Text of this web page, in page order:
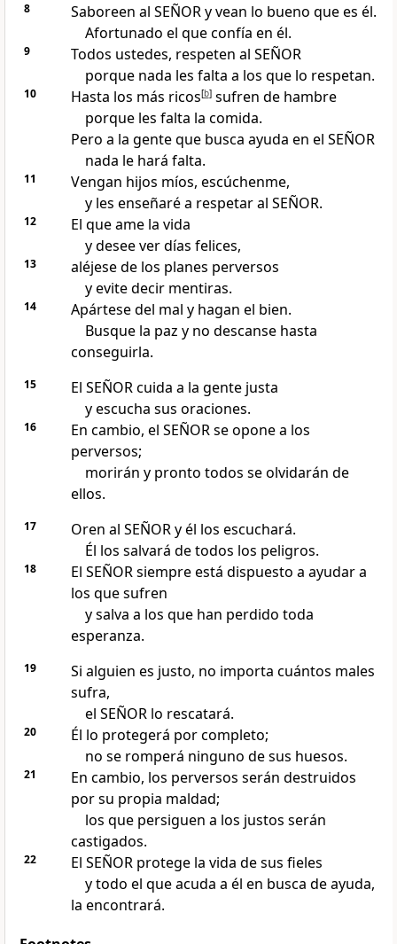
8
Saboreen al SEÑOR y vean lo bueno que es él.
Afortunado el que confía en él.
9
Todos ustedes, respeten al SEÑOR
porque nada les falta a los que lo respetan.
10 Hasta los más ricos[b]sufren de hambre
porque les falta la comida.
Pero a la gente que busca ayuda en el SEÑOR
nada le hará falta.
11
Vengan hijos míos, escúchenme,
y les enseñaré a respetar al SEÑOR.
12
El que ame la vida
y desee ver días felices,
13
aléjese de los planes perversos
y evite decir mentiras.
14
Apártese del mal y hagan el bien.
Busque la paz y no descanse hasta
conseguirla.
15
El SEÑOR cuida a la gente justa
y escucha sus oraciones.
16
En cambio, el SEÑOR se opone a los
perversos;
morirán y pronto todos se olvidarán de
ellos.
17
Oren al SEÑOR y él los escuchará.
Él los salvará de todos los peligros.
18
El SEÑOR siempre está dispuesto a ayudar a
los que sufren
y salva a los que han perdido toda
esperanza.
19
Si alguien es justo, no importa cuántos males
sufra,
el SEÑOR lo rescatará.
20
Él lo protegerá por completo;
no se romperá ninguno de sus huesos.
21
En cambio, los perversos serán destruidos
por su propia maldad;
los que persiguen a los justos serán
castigados.
22
El SEÑOR protege la vida de sus fieles
y todo el que acuda a él en busca de ayuda,
la encontrará.